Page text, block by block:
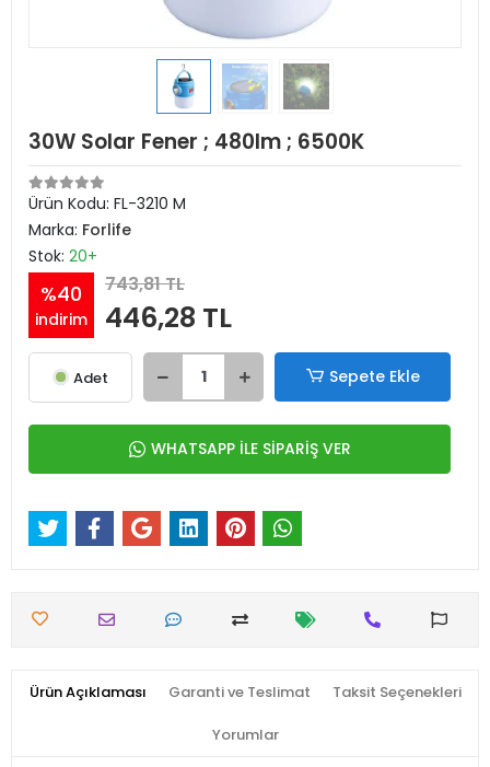
30W Solar Fener ; 480lm ; 6500K
Ürün Kodu: FL-3210 M
Marka: Forlife
Stok: 20+
%40
indirim
743,81 TL
446,28 TL
Adet Sepete Ekle
WHATSAPP İLE SİPARİŞ VER
Ürün Açıklaması Garanti ve Teslimat Taksit Seçenekleri
Yorumlar